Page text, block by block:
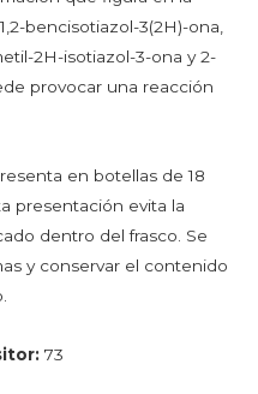
bencisotiazol-3(2H)-ona,
2H-isotiazol-3-ona y 2-
provocar una reacción
en botellas de 18
presentación evita la
dentro del frasco. Se
y conservar el contenido
73